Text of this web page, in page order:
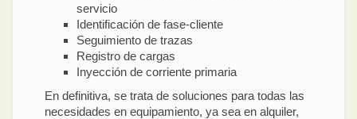
servicio
Identificación de fase-cliente
Seguimiento de trazas
Registro de cargas
Inyección de corriente primaria
En definitiva, se trata de soluciones para todas las
necesidades en equipamiento, ya sea en alquiler,